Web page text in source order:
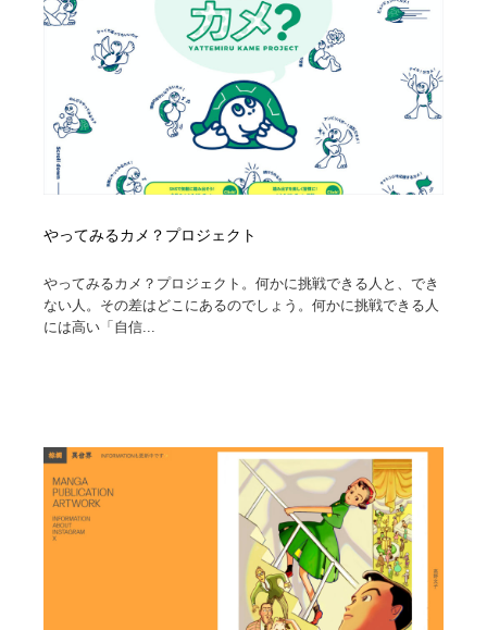
やってみるカメ？プロジェクト
やってみるカメ？プロジェクト。何かに挑戦できる人と、でき
ない人。その差はどこにあるのでしょう。何かに挑戦できる人
には高い「自信...